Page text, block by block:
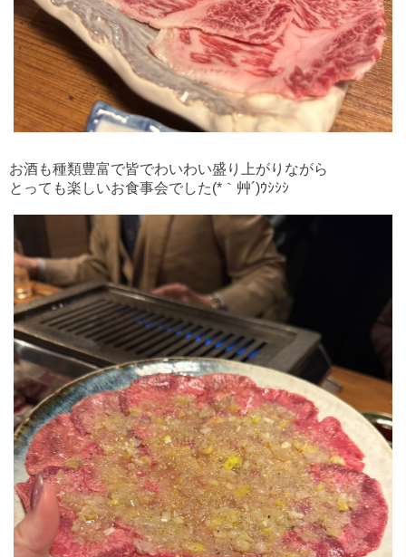
お酒も種類豊富で皆でわいわい盛り上がりながら
とっても楽しいお食事会でした(*｀艸´)ｳｼｼｼ